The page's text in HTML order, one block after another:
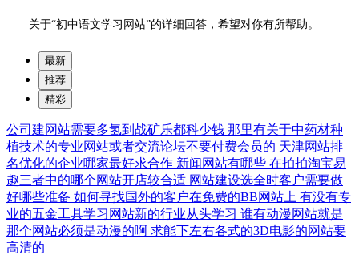
关于“初中语文学习网站”的详细回答，希望对你有所帮助。
最新
推荐
精彩
公司建网站需要多氢到战矿乐都科少钱 那里有关于中药材种
植技术的专业网站或者交流论坛不要付费会员的 天津网站排
名优化的企业哪家最好求合作 新闻网站有哪些 在拍拍淘宝易
趣三者中的哪个网站开店较合适 网站建设选全时客户需要做
好哪些准备 如何寻找国外的客户在免费的BB网站上 有没有专
业的五金工具学习网站新的行业从头学习 谁有动漫网站就是
那个网站必须是动漫的啊 求能下左右各式的3D电影的网站要
高清的